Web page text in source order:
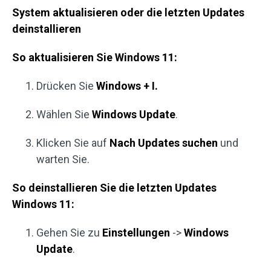
System aktualisieren oder die letzten Updates
deinstallieren
So aktualisieren Sie Windows 11:
Drücken Sie Windows + I.
Wählen Sie Windows Update.
Klicken Sie auf Nach Updates suchen und
warten Sie.
So deinstallieren Sie die letzten Updates
Windows 11:
Gehen Sie zu Einstellungen ->Windows
Update.